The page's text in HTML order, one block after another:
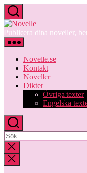
Hoppa
till
innehåll
Novelle
Publicera dina noveller,
Novelle.se
Kontakt
Noveller
Dikter
Övriga texter
Engelska
Sök
efter:
Stäng
sökningen